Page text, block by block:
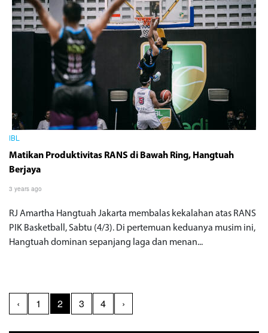
IBL
Matikan Produktivitas RANS di Bawah Ring, Hangtuah
Berjaya
3 years ago
RJ Amartha Hangtuah Jakarta membalas kekalahan atas RANS
PIK Basketball, Sabtu (4/3). Di pertemuan keduanya musim ini,
Hangtuah dominan sepanjang laga dan menan...
‹ 1 2 3 4 ›